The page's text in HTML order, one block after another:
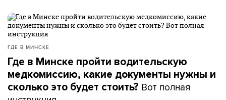
ГДЕ В МИНСКЕ
Где в Минске пройти водительскую
медкомиссию, какие документы нужны и
сколько это будет стоить? Вот полная